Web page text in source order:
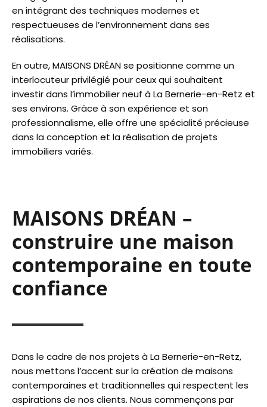
en intégrant des techniques modernes et
respectueuses de l’environnement dans ses
réalisations.
En outre, MAISONS DRÉAN se positionne comme un
interlocuteur privilégié pour ceux qui souhaitent
investir dans l’immobilier neuf à La Bernerie-en-Retz et
ses environs. Grâce à son expérience et son
professionnalisme, elle offre une spécialité précieuse
dans la conception et la réalisation de projets
immobiliers variés.
MAISONS DRÉAN –
construire une maison
contemporaine en toute
confiance
Dans le cadre de nos projets à La Bernerie-en-Retz,
nous mettons l’accent sur la création de maisons
contemporaines et traditionnelles qui respectent les
aspirations de nos clients. Nous commençons par